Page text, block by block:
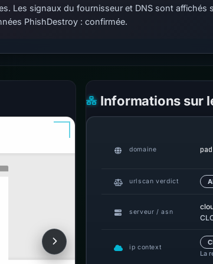
Les signaux du fournisseur et DNS sont
PhishDestroy : confirmée.
Informations sur
domaine
urlscan verdict
serveur / asn
ip context
La